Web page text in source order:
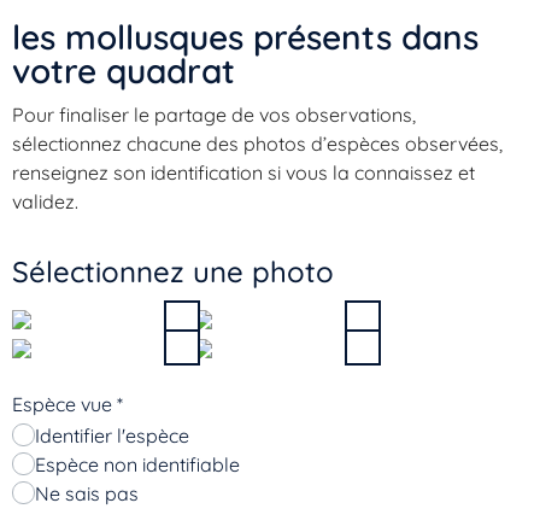
les mollusques présents dans
votre quadrat​
Pour finaliser le partage de vos observations,
sélectionnez chacune des photos d’espèces observées,
renseignez son identification si vous la connaissez et
validez.
Sélectionnez une photo
Espèce vue *
Identifier l'espèce
Espèce non identifiable
Ne sais pas